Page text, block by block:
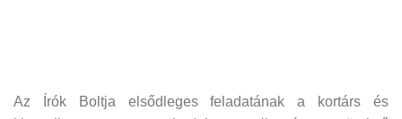
Az Írók Boltja elsődleges feladatának a kortárs és